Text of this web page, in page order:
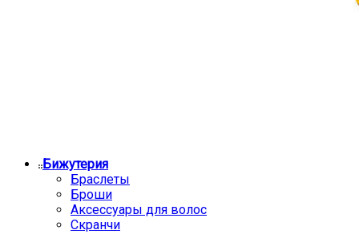
Бижутерия
Браслеты
Броши
Аксессуары для волос
Скранчи